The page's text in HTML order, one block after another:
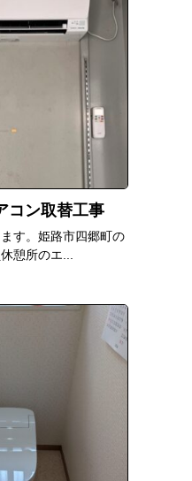
ン取替工事
す。姫路市四郷町の
憩所のエ...